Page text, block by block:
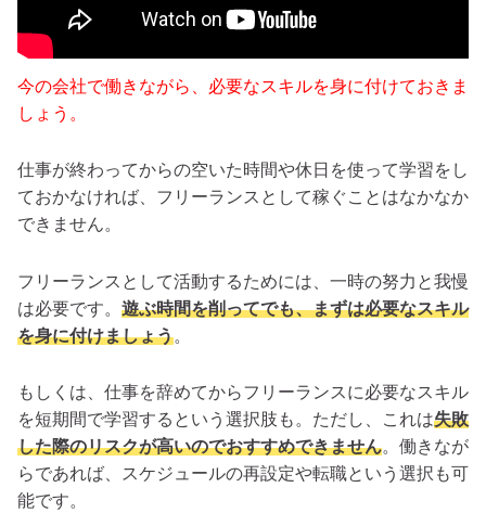
今の会社で働きながら、必要なスキルを身に付けておきま
しょう。
仕事が終わってからの空いた時間や休日を使って学習をし
ておかなければ、フリーランスとして稼ぐことはなかなか
できません。
フリーランスとして活動するためには、一時の努力と我慢
は必要です。 遊ぶ時間を削ってでも、まずは必要なスキル
を身に付けましょう。
もしくは、仕事を辞めてからフリーランスに必要なスキル
を短期間で学習するという選択肢も。ただし、これは失敗
した際のリスクが高いのでおすすめできません。働きなが
らであれば、スケジュールの再設定や転職という選択も可
能です。